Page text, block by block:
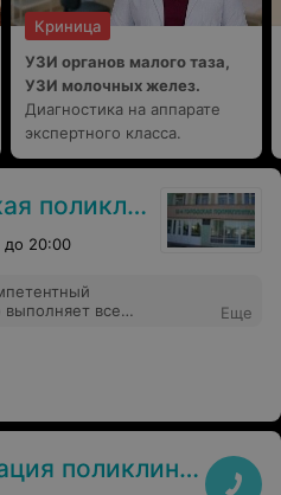
Криница
УЗИ органов малого таза,
УЗИ молочных желез.
Диагностика на аппарате
экспертного класса.
до 20:00
выполняет все
и
неравнодушных к
Еще
№12